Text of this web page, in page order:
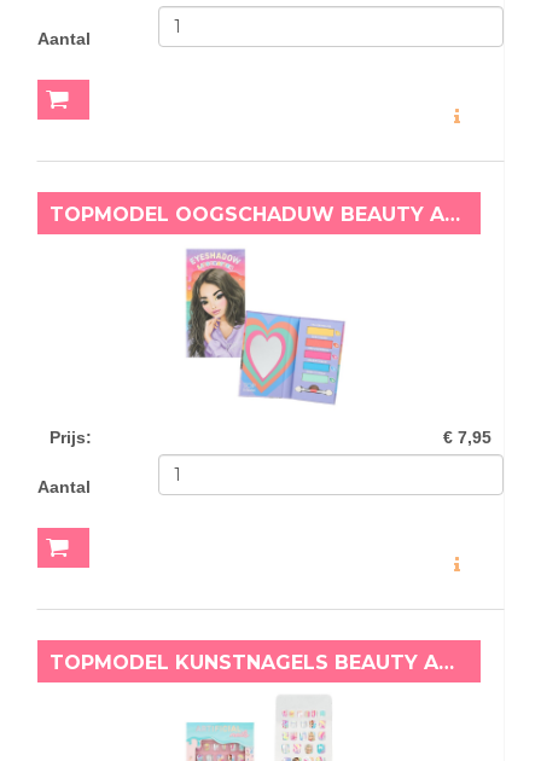
Aantal
TOPMODEL OOGSCHADUW BEAUTY AND ME
Prijs: € 7,95
Aantal
TOPMODEL KUNSTNAGELS BEAUTY AND ME BLUE